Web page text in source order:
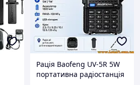
Рація Baofeng UV-5R 5W
портативна радіостанція